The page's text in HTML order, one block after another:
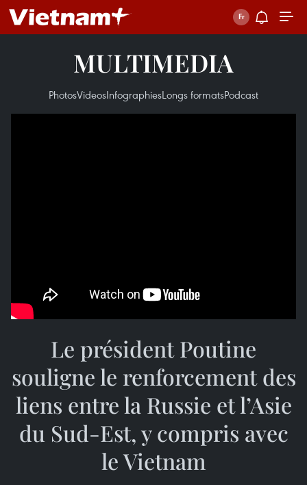
MULTIMEDIA
PhotosVideosInfographiesLongs formatsPodcast
Le président Poutine
souligne le renforcement des
liens entre la Russie et l’Asie
du Sud-Est, y compris avec
le Vietnam